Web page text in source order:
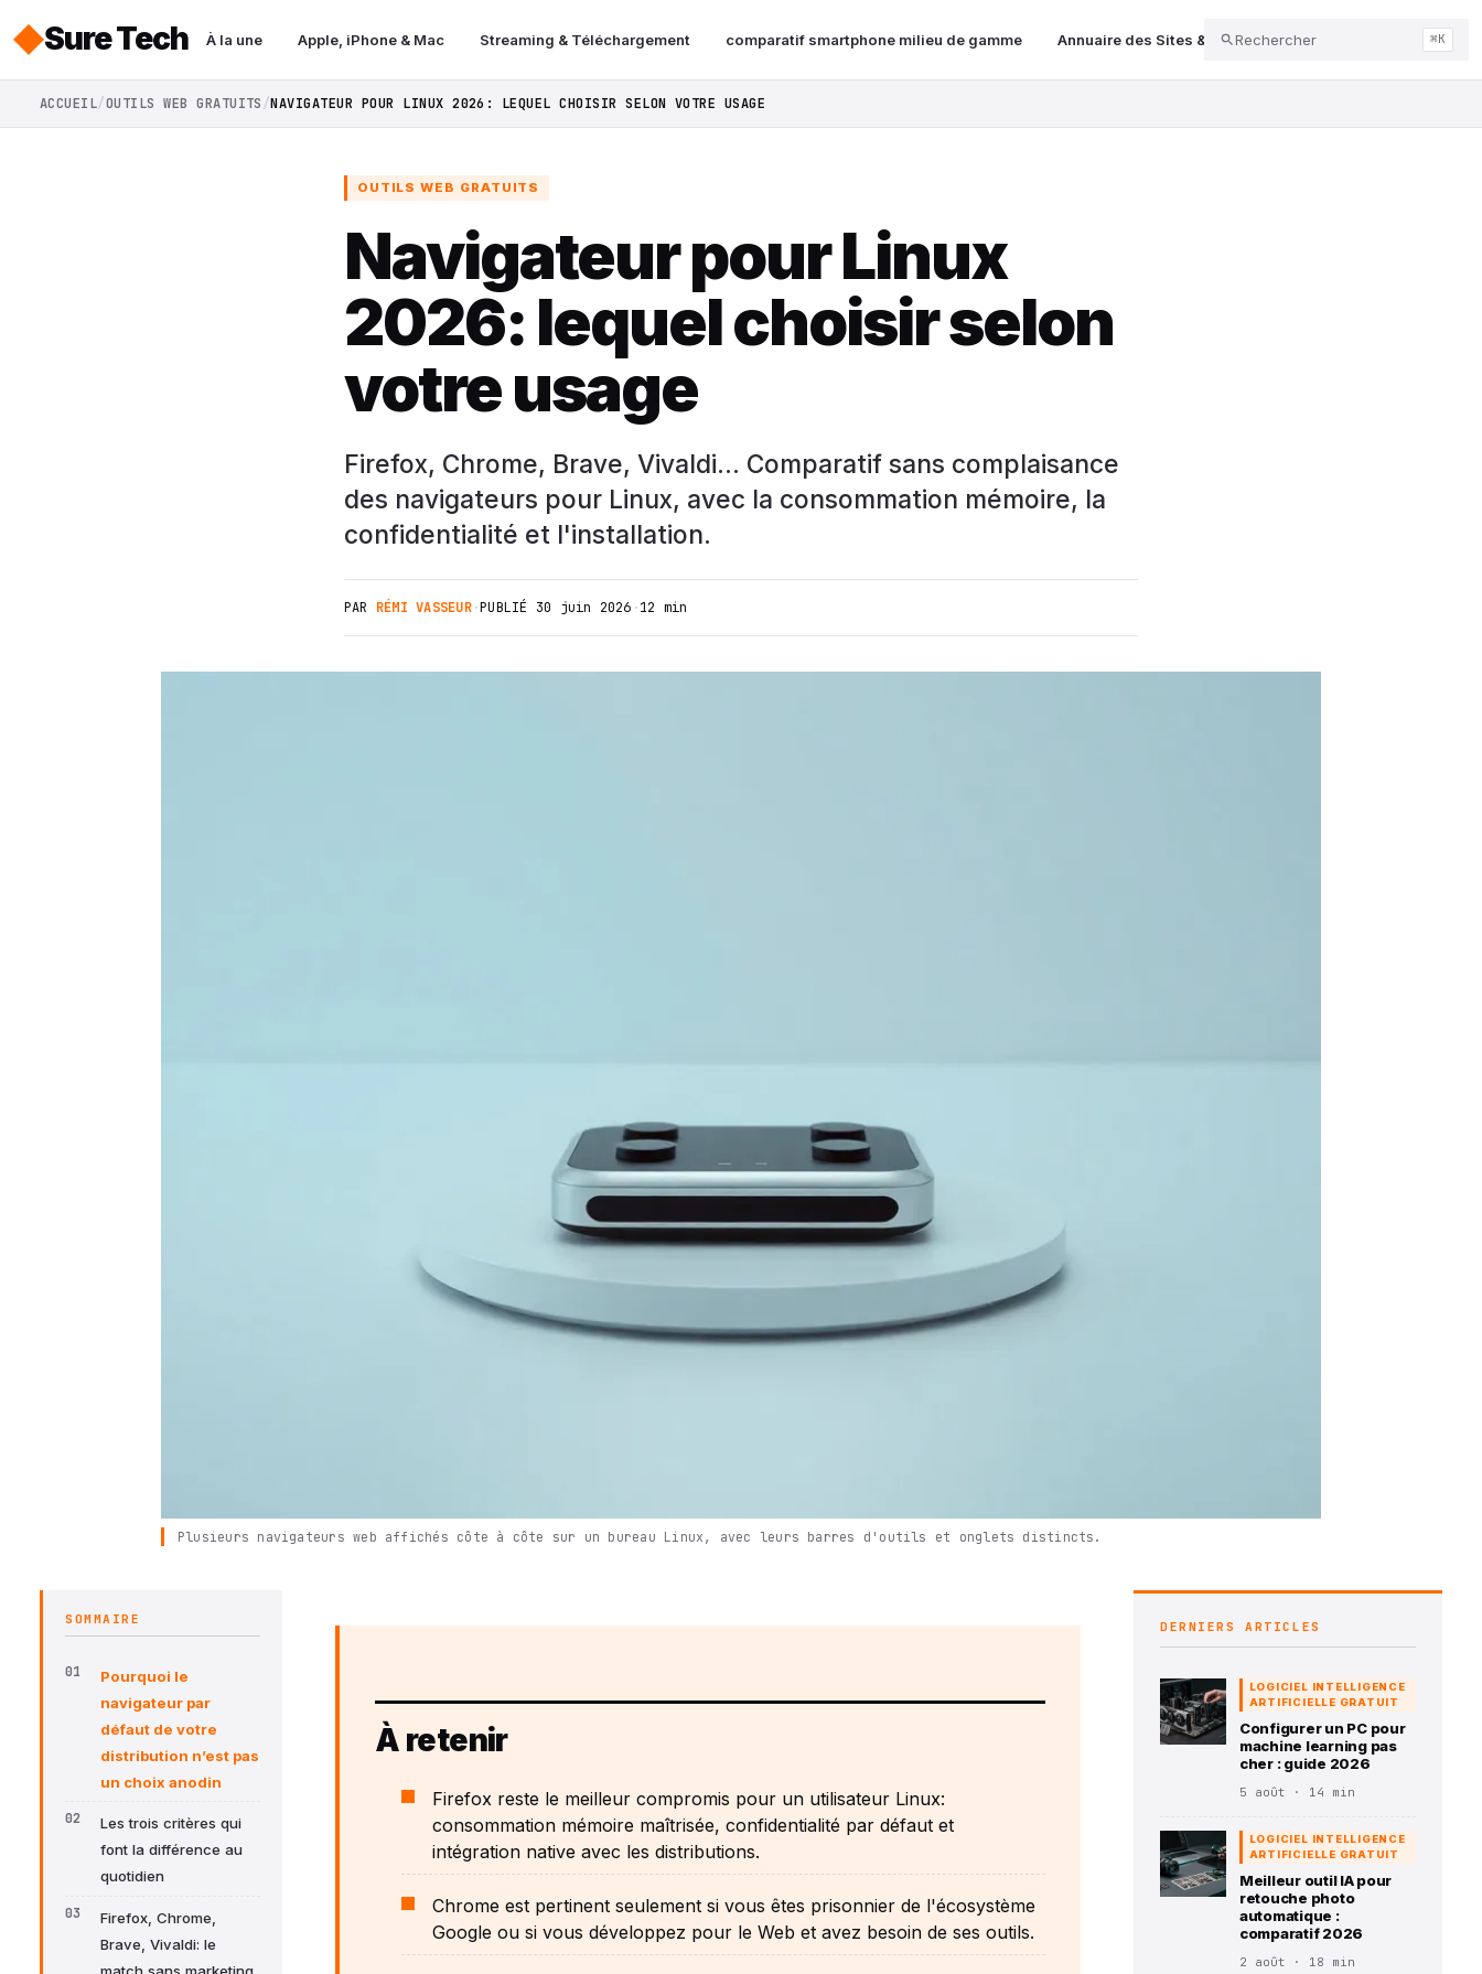
Sure Tech À la une Apple, iPhone & Mac Streaming & Téléchargement comparatif smartphone milieu de gamme Annuaire des Sites & Services intelligence artificielle
Rechercher ⌘K
ACCUEIL OUTILS WEB GRATUITS NAVIGATEUR POUR LINUX 2026: LEQUEL CHOISIR SELON VOTRE USAGE
OUTILS WEB GRATUITS
Navigateur pour Linux
2026: lequel choisir selon
votre usage
Firefox, Chrome, Brave, Vivaldi... Comparatif sans complaisance
des navigateurs pour Linux, avec la consommation mémoire, la
confidentialité et l'installation.
PAR RÉMI VASSEUR·PUBLIÉ 30 juin 2026 ·12 min
Plusieurs navigateurs web affichés côte à côte sur un bureau Linux, avec leurs barres d'outils et onglets distincts.
SOMMAIRE
Pourquoi le
navigateur par
défaut de votre
distribution n’est pas
un choix anodin
Les trois critères qui
font la différence au
quotidien
Firefox, Chrome,
Brave, Vivaldi: le
À retenir
Firefox reste le meilleur compromis pour un utilisateur Linux:
consommation mémoire maîtrisée, confidentialité par défaut et
intégration native avec les distributions.
Chrome est pertinent seulement si vous êtes prisonnier de l'écosystème
Google ou si vous développez pour le Web et avez besoin de ses outils.
DERNIERS ARTICLES
LOGICIEL INTELLIGENCE
ARTIFICIELLE GRATUIT
Configurer un PC pour
machine learning pas
cher : guide 2026
5 août · 14 min
LOGICIEL INTELLIGENCE
ARTIFICIELLE GRATUIT
Meilleur outil IA pour
retouche photo
automatique :
comparatif 2026
2 août · 18 min